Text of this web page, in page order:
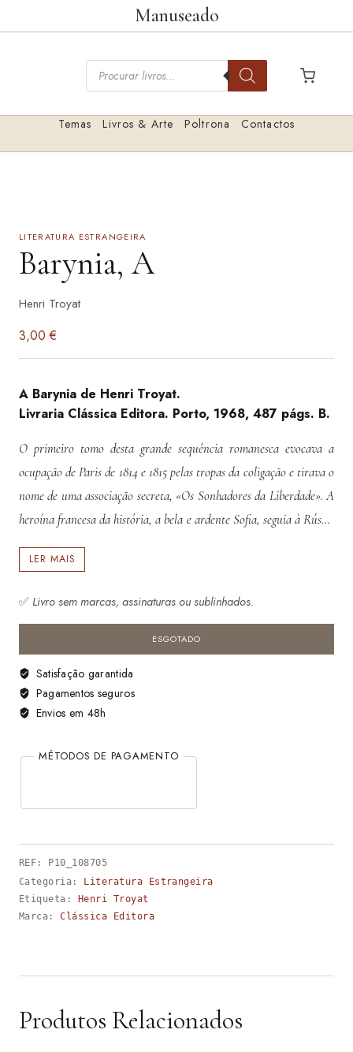
para
Manuseado
Pesquisar
livros
Temas Livros & Arte Poltrona Contactos
LITERATURA ESTRANGEIRA
Barynia, A
Henri Troyat
3,00€
A Barynia de Henri Troyat.
Livraria Clássica Editora. Porto, 1968, 487 págs. B.
O primeiro tomo desta grande sequência romanesca evocava a
ocupação de Paris de 1814 e 1815 pelas tropas da coligação e tirava o
nome de uma associação secreta, «Os Sonhadores da Liberdade». A
heroína francesa da história, a bela e ardente Sofia, seguia à Rússia
LER MAIS
✅Livro sem marcas, assinaturas ou sublinhados.
ESGOTADO
Satisfação garantida
Pagamentos seguros
Envios em 48h
MÉTODOS DE PAGAMENTO
REF:
P10_108705
Categoria: Literatura Estrangeira
Etiqueta: Henri Troyat
Marca:Clássica Editora
Produtos Relacionados